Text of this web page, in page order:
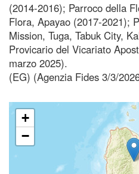
(2014-2016); Parroco della
Flora, Apayao (2017-2021);
Mission, Tuga, Tabuk City,
Provicario del Vicariato
marzo 2025).
(EG) (Agenzia Fides 3/3/
+
−